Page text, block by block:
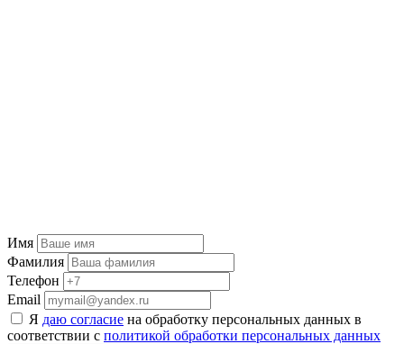
Имя
Фамилия
Телефон
Email
Я даю согласие на обработку персональных данных в
соответствии с политикой обработки персональных данных